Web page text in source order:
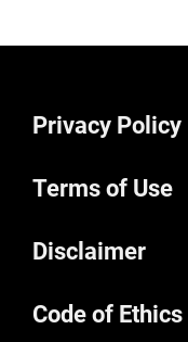
Privacy Policy
Terms of Use
Disclaimer
Code of Ethics